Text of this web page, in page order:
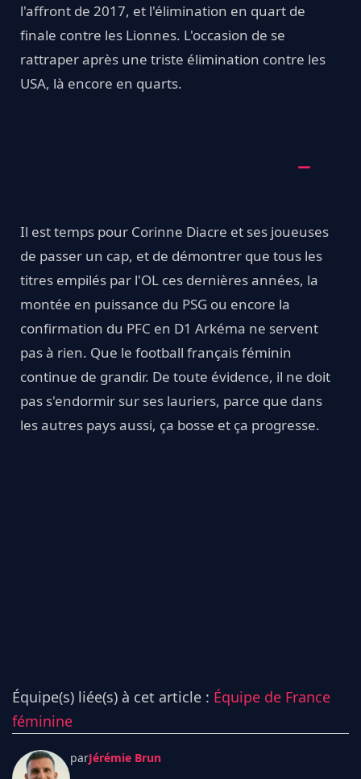
l'affront de 2017, et l'élimination en quart de
finale contre les Lionnes. L'occasion de se
rattraper après une triste élimination contre les
USA, là encore en quarts.
Il est temps pour Corinne Diacre et ses joueuses
de passer un cap, et de démontrer que tous les
titres empilés par l'OL ces dernières années, la
montée en puissance du PSG ou encore la
confirmation du PFC en D1 Arkéma ne servent
pas à rien. Que le football français féminin
continue de grandir. De toute évidence, il ne doit
pas s'endormir sur ses lauriers, parce que dans
les autres pays aussi, ça bosse et ça progresse.
Équipe(s) liée(s) à cet article : Équipe de France
féminine
parJérémie Brun